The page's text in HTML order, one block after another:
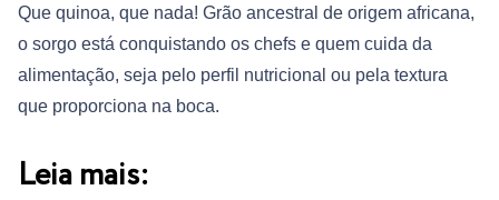
Que quinoa, que nada! Grão ancestral de origem africana,
o sorgo está conquistando os chefs e quem cuida da
alimentação, seja pelo perfil nutricional ou pela textura
que proporciona na boca.
Leia mais: